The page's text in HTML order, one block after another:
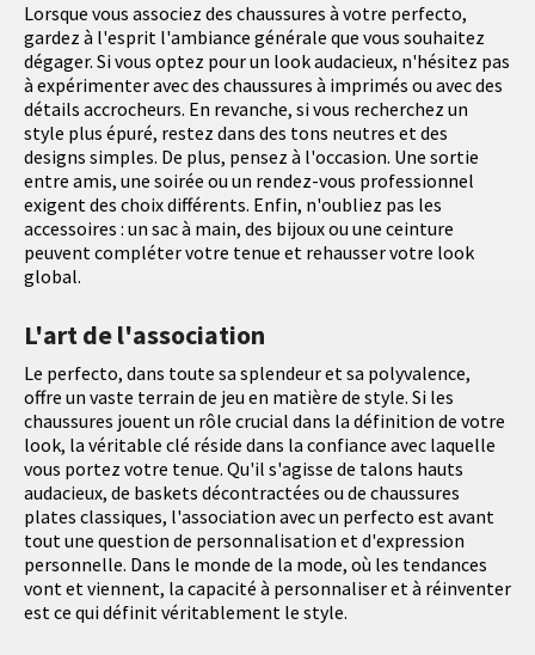
Lorsque vous associez des chaussures à votre perfecto,
gardez à l'esprit l'ambiance générale que vous souhaitez
dégager. Si vous optez pour un look audacieux, n'hésitez pas
à expérimenter avec des chaussures à imprimés ou avec des
détails accrocheurs. En revanche, si vous recherchez un
style plus épuré, restez dans des tons neutres et des
designs simples. De plus, pensez à l'occasion. Une sortie
entre amis, une soirée ou un rendez-vous professionnel
exigent des choix différents. Enfin, n'oubliez pas les
accessoires : un sac à main, des bijoux ou une ceinture
peuvent compléter votre tenue et rehausser votre look
global.
L'art de l'association
Le perfecto, dans toute sa splendeur et sa polyvalence,
offre un vaste terrain de jeu en matière de style. Si les
chaussures jouent un rôle crucial dans la définition de votre
look, la véritable clé réside dans la confiance avec laquelle
vous portez votre tenue. Qu'il s'agisse de talons hauts
audacieux, de baskets décontractées ou de chaussures
plates classiques, l'association avec un perfecto est avant
tout une question de personnalisation et d'expression
personnelle. Dans le monde de la mode, où les tendances
vont et viennent, la capacité à personnaliser et à réinventer
est ce qui définit véritablement le style.